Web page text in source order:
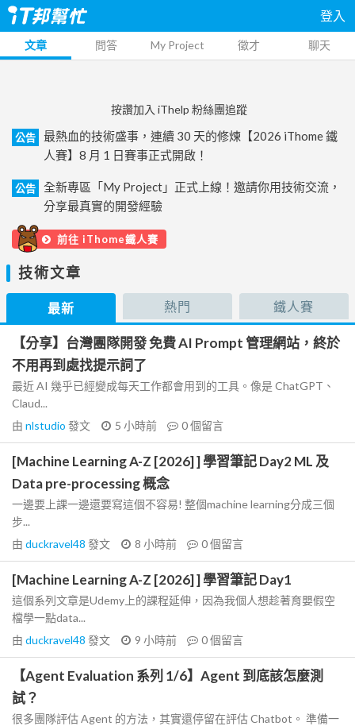
登入
文章 問答 My Project 徵才 聊天
按讚加入 iThelp 粉絲團追蹤
公告
最熱血的技術盛事，連續 30 天的修煉【2026 iThome 鐵
人賽】8 月 1 日賽事正式開啟！
公告
全新專區「My Project」正式上線！邀請你用技術交流，
分享最真實的開發經驗
前往 iThome鐵人賽
技術文章
最新 熱門 鐵人賽
【分享】台灣團隊開發 免費 AI Prompt 管理網站，終於
不用再到處找提示詞了
最近 AI 幾乎已經變成每天工作都會用到的工具。像是 ChatGPT、
Claud...
由 nlstudio 發文 5 小時前 0個留言
[Machine Learning A-Z [2026] ] 學習筆記 Day2 ML 及
Data pre-processing 概念
一邊要上課一邊還要寫這個不容易! 整個machine learning分成三個
步...
由 duckravel48 發文 8 小時前 0個留言
[Machine Learning A-Z [2026] ] 學習筆記 Day1
這個系列文章是Udemy上的課程延伸，因為我個人想趁著育嬰假空
檔學一點data...
由 duckravel48 發文 9 小時前 0個留言
【Agent Evaluation 系列 1/6】Agent 到底該怎麼測
試？
很多團隊評估 Agent 的方法，其實還停留在評估 Chatbot。 準備一